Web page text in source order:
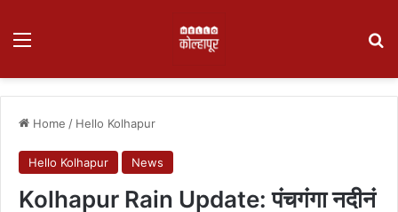
Menu
Home / Hello Kolhapur
Hello Kolhapur News
Kolhapur Rain Update: पंचगंगा नदीनं